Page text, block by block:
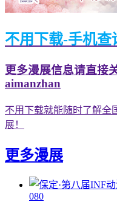
不用下载-手机
更多漫展信息请直接
aimanzhan
不用下载就能随时了解全
展！
更多漫展
080